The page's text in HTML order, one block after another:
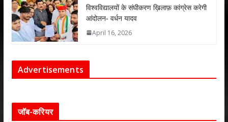
विश्वविद्यालयों के संघीकरण ख़िलाफ़ कांग्रेस करेगी
आंदोलन- वर्धन यादव
April 16, 2026
Advertisements
जॉब-करियर